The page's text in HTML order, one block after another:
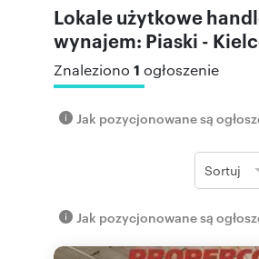
Lokale użytkowe
wynajem: Piaski -
Znaleziono 1 ogłoszenie
Jak pozycjonowane są
Sortuj
Jak pozycjonowane są